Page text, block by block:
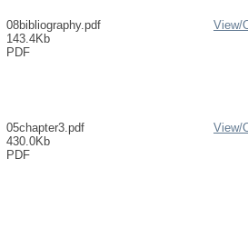
08bibliography.pdf
143.4Kb
PDF
View/
05chapter3.pdf
430.0Kb
PDF
View/